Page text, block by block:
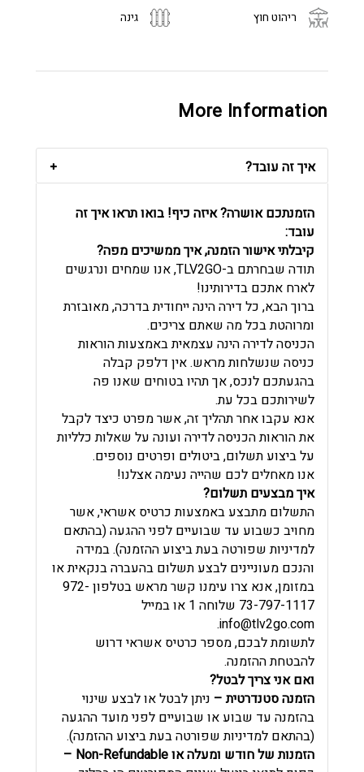
ריהוט חוץ גינה
More Information
איך זה עובד?
הזמנתכם אושרה? איזה כיף! בואו תראו איך זה
עובד:
קיבלתי אישור הזמנה, איך ממשיכים מפה?
תודה שבחרתם ב-TLV2GO, אנו שמחים ונרגשים
לארח אתכם בדירותינו!
ברוך הבא, כל דירה הינה ייחודית בדרכה, מאובזרת
ומרוהטת בכל מה שאתם צריכים.
הכניסה לדירה הינה עצמאית באמצעות הוראות
כניסה שנשלחות מראש. אין דלפק קבלה
בהגעתכם לנכס, אך תהיו בטוחים שאנו פה
לשירותכם בכל עת.
אנא עקבו אחר תהליך זה, אשר מפרט כיצד לקבל
את הוראות הכניסה לדירה ועונה על שאלות כלליות
על ביצוע תשלום, ביטולים ופרטים נוספים.
אנו מאחלים לכם שהייה נעימה אצלנו!
איך מבצעים תשלום?
התשלום מתבצע באמצעות כרטיס אשראי, אשר
מחויב כשבוע עד שבועיים לפני ההגעה (בהתאם
למדיניות שפורטה בעת ביצוע ההזמנה). במידה
והנכם מעוניינים לבצע תשלום בהעברה בנקאית או
במזומן, אנא צרו עימנו קשר מראש בטלפון 972-
73-797-1117 שלוחה 1 או במייל
info@tlv2go.com
.
לתשומת לבכם, מספר כרטיס אשראי דרוש
להבטחת ההזמנה.
ואם אני צריך לבטל?
הזמנה סטנדרטית – ניתן לבטל או לבצע שינוי
בהזמנה עד שבוע או שבועיים לפני מועד ההגעה
(בהתאם למדיניות שפורטה בעת ביצוע ההזמנה).
הזמנות של חודש ומעלה או Non-Refundable –